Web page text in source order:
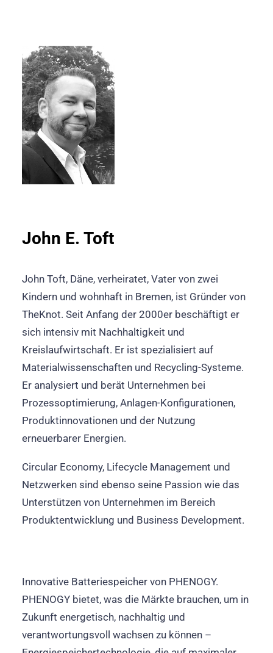
John E. Toft
John Toft, Däne, verheiratet, Vater von zwei
Kindern und wohnhaft in Bremen, ist Gründer von
TheKnot. Seit Anfang der 2000er beschäftigt er
sich intensiv mit Nachhaltigkeit und
Kreislaufwirtschaft. Er ist spezialisiert auf
Materialwissenschaften und Recycling-Systeme.
Er analysiert und berät Unternehmen bei
Prozessoptimierung, Anlagen-Konfigurationen,
Produktinnovationen und der Nutzung
erneuerbarer Energien.
Circular Economy, Lifecycle Management und
Netzwerken sind ebenso seine Passion wie das
Unterstützen von Unternehmen im Bereich
Produktentwicklung und Business Development.
Innovative Batteriespeicher von PHENOGY.
PHENOGY bietet, was die Märkte brauchen, um in
Zukunft energetisch, nachhaltig und
verantwortungsvoll wachsen zu können –